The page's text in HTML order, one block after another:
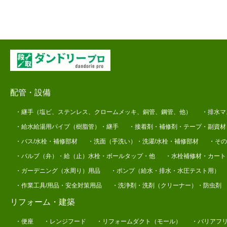
配管・設備
・継手（塩ビ、ステンレス、クロームメッキ、銅管、鋼管、他） ・排水
・給水給湯用パイプ（樹脂管）・継手 ・接着剤・補修剤・テープ・副資材
・バス/水栓・補修部材 ・洗面（手洗い）・洗濯/水栓・補修部材 ・そ
・バルブ（弁）・給（止）水栓・ボールタップ・他 ・水栓補修材・カー
・ガーデニング（水周り）用品 ・ポンプ（給水・排水・水圧テスト用）
・作業工具/用品・安全対策用品 ・洗浄剤・洗剤（クリーナー）・防虫剤
リフォーム・建築
・便座 ・レンジフード ・リフォームダクト（モール） ・バリアフ